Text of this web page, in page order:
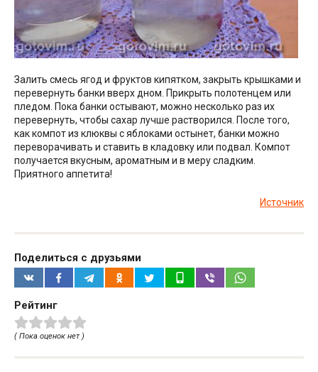
Залить смесь ягод и фруктов кипятком, закрыть крышками и
перевернуть банки вверх дном. Прикрыть полотенцем или
пледом. Пока банки остывают, можно несколько раз их
перевернуть, чтобы сахар лучше растворился. После того,
как компот из клюквы с яблоками остынет, банки можно
переворачивать и ставить в кладовку или подвал. Компот
получается вкусным, ароматным и в меру сладким.
Приятного аппетита!
Источник
Поделиться с друзьями
Рейтинг
( Пока оценок нет )